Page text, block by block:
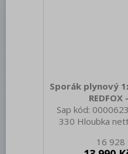
Sporák plynový
REDFOX
Sap kód:
330 Hloubka
18.00 Šířka16 928